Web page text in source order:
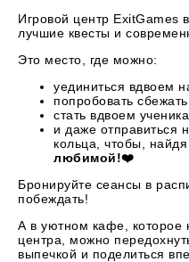
Игровой центр ExitGames
лучшие квесты и
Это место, где можно:
уединиться вдвоем
попробовать
стать вдвоем
и даже отправиться
кольца, чтобы, найдя
любимой!❤️
Бронируйте сеансы в
побеждать!
А в уютном кафе, которое
центра, можно
выпечкой и поделиться